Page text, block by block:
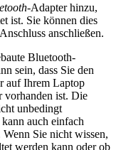
-Adapter hinzu,
ist. Sie können dies
anschließen.
Bluetooth-
sein, dass Sie den
auf Ihrem Laptop
vorhanden ist. Die
unbedingt
auch einfach
Sie nicht wissen,
werden kann oder ob